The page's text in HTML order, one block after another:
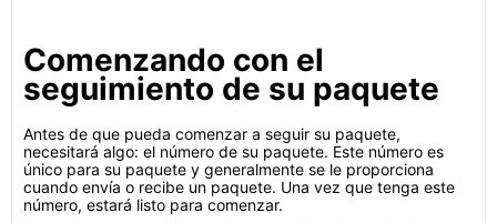
Comenzando con el
seguimiento de su paquete
Antes de que pueda comenzar a seguir su paquete,
necesitará algo: el número de su paquete. Este número es
único para su paquete y generalmente se le proporciona
cuando envía o recibe un paquete. Una vez que tenga este
número, estará listo para comenzar.